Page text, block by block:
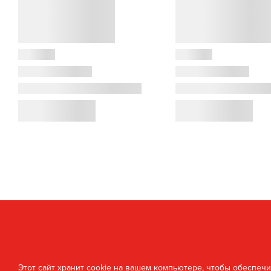
Этот сайт хранит cookie на вашем компьютере, чтобы